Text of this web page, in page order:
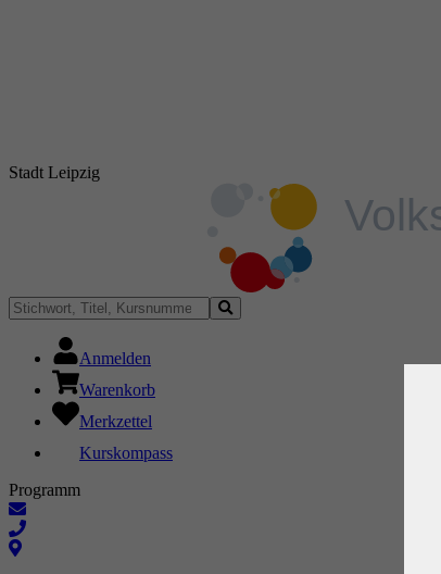
Stadt Leipzig
Anmelden
Warenkorb
Merkzettel
Kurskompass
Programm